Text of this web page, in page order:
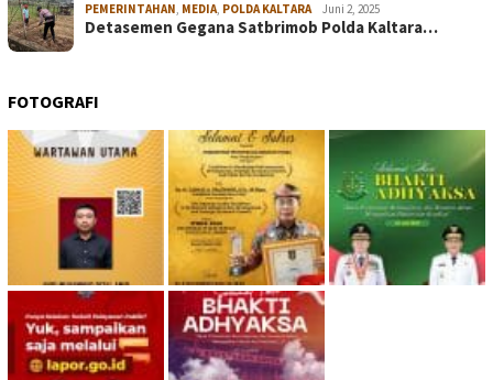
PEMERINTAHAN, MEDIA, POLDA KALTARA Juni 2, 2025
Detasemen Gegana Satbrimob Polda Kaltara…
FOTOGRAFI